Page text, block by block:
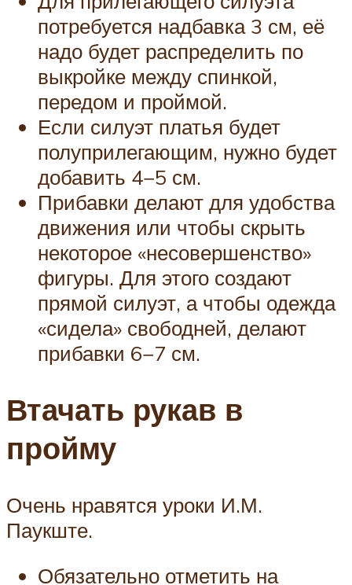
потребуется надбавка 3 см, её
надо будет распределить по
выкройке между спинкой,
передом и проймой.
Если силуэт платья будет
полуприлегающим, нужно будет
добавить 4−5 см.
Прибавки делают для удобства
движения или чтобы скрыть
некоторое «несовершенство»
фигуры. Для этого создают
прямой силуэт, а чтобы одежда
«сидела» свободней, делают
прибавки 6−7 см.
Втачать рукав в
пройму
Очень нравятся уроки И.М.
Паукште.
Обязательно отметить на